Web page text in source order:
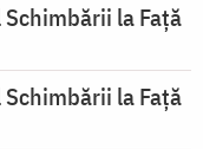
la Faţă
la Față